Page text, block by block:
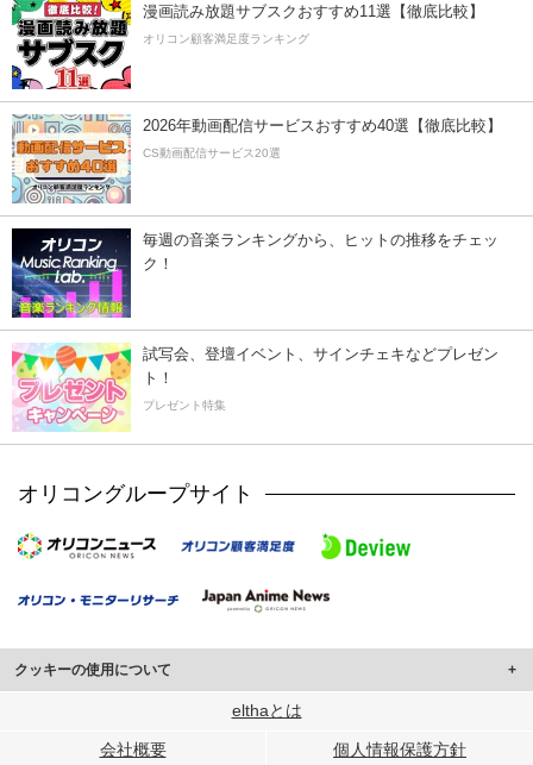
漫画読み放題サブスクおすすめ11選【徹底比較】
オリコン顧客満足度ランキング
2026年動画配信サービスおすすめ40選【徹底比較】
CS動画配信サービス20選
毎週の音楽ランキングから、ヒットの推移をチェッ
ク！
試写会、登壇イベント、サインチェキなどプレゼン
ト！
プレゼント特集
オリコングループサイト
クッキーの使用について
このサイトでは Cookie を使用して、ユーザーに合わせたコンテンツや広告の
行っています。
elthaとは
会社概要 個人情報保護方針